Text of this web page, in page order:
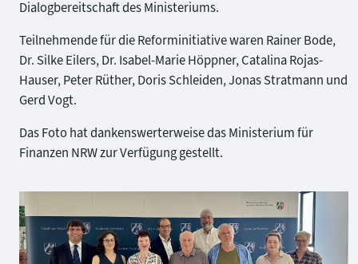
Dialogbereitschaft des Ministeriums.
Teilnehmende für die Reforminitiative waren Rainer Bode,
Dr. Silke Eilers, Dr. Isabel-Marie Höppner, Catalina Rojas-
Hauser, Peter Rüther, Doris Schleiden, Jonas Stratmann und
Gerd Vogt.
Das Foto hat dankenswerterweise das Ministerium für
Finanzen NRW zur Verfügung gestellt.